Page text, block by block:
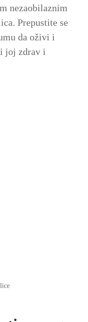
nezaobilaznim
Prepustite se
da oživi i
joj zdrav i